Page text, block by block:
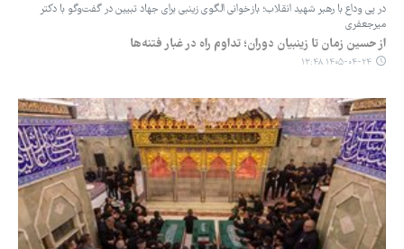
‏در پی وداع با رهبر شهید انقلاب؛ بازخوانی الگوی زینبی برای جهاد تبیین در گفت‌وگو با دکتر
میرجعفری
از حسین زمان تا زینبیان دوران؛ تداوم راه در غبار فتنه‌ها
۱۴۰۵-۰۴-۲۴ ۱۳:۴۸